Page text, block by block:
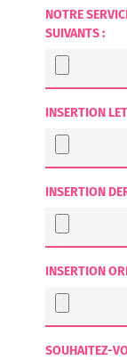
NOTRE
SUIVANTS :
INSERTION
INSERTION
INSERTION
SOUHAITEZ-